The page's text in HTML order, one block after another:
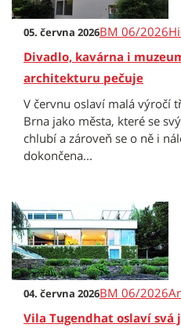
05. června 2026BM 06/2026
Divadlo, kavárna i
architekturu pečuje
V červnu oslaví malá výročí
Brna jako města, které se
chlubí a zároveň se o ně i
dokončena...
04. června 2026BM 06/2026
Vila Tugendhat oslaví